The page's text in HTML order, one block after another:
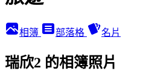
相簿 部落格 名片
瑞欣2 的相簿照片